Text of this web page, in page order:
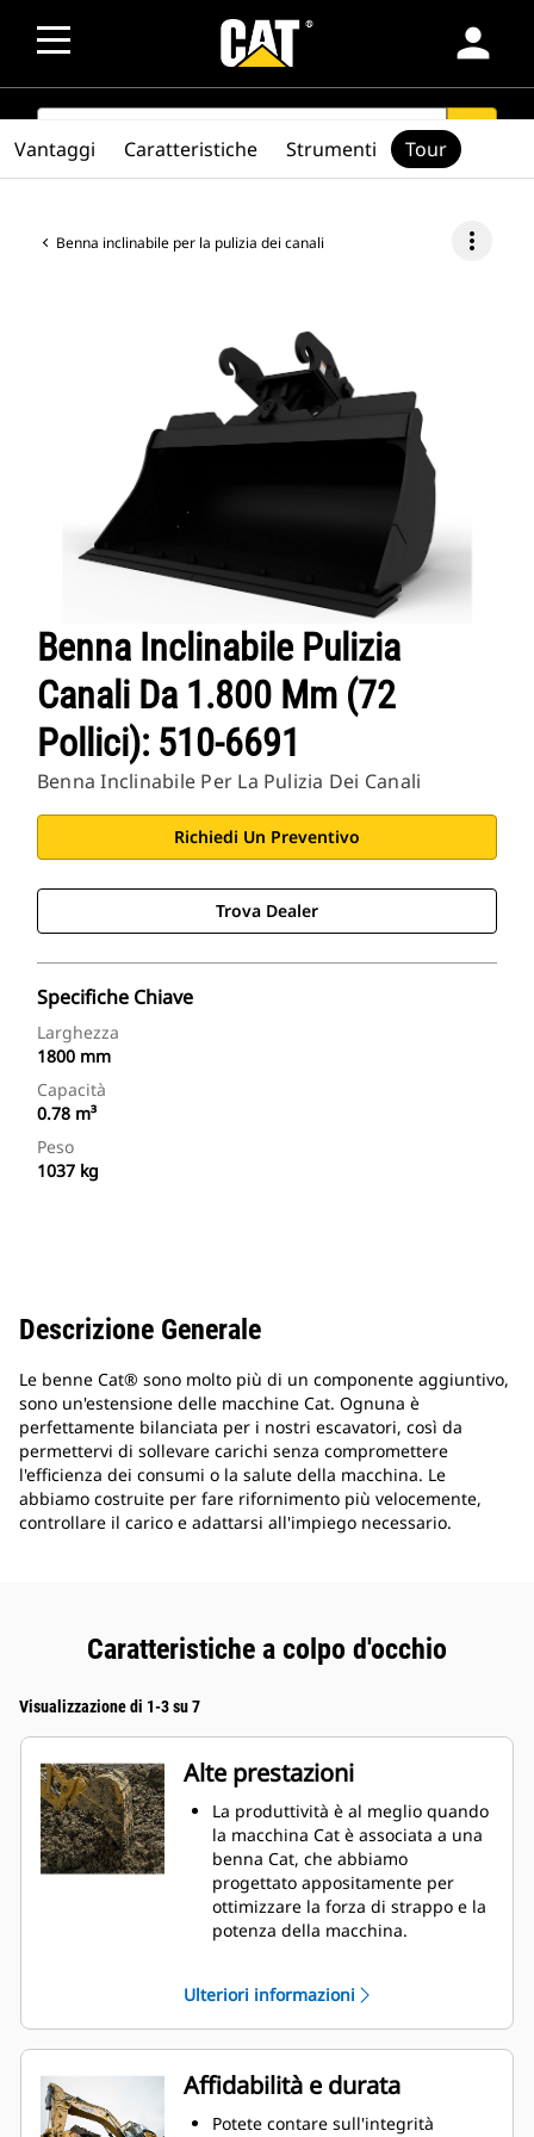
person
SEARCH search
Benna inclinabile per la pulizia dei canali more_vert
Benna Inclinabile Pulizia
Canali Da 1.800 Mm (72
Pollici): 510-6691
Benna Inclinabile Per La Pulizia Dei Canali
Richiedi Un Preventivo
Trova Dealer
Specifiche Chiave
Larghezza
1800 mm
Capacità
0.78 m³
Peso
1037 kg
Vantaggi Caratteristiche Strumenti Tour
Descrizione Generale
Le benne Cat® sono molto più di un componente aggiuntivo,
sono un'estensione delle macchine Cat. Ognuna è
perfettamente bilanciata per i nostri escavatori, così da
permettervi di sollevare carichi senza compromettere
l'efficienza dei consumi o la salute della macchina. Le
abbiamo costruite per fare rifornimento più velocemente,
controllare il carico e adattarsi all'impiego necessario.
Caratteristiche a colpo d'occhio
Visualizzazione di 1-3 su 7
Alte prestazioni
La produttività è al meglio quando
la macchina Cat è associata a una
benna Cat, che abbiamo
progettato appositamente per
ottimizzare la forza di strappo e la
potenza della macchina.
benna. Il gioco del tallone
aggiunto assicura che il fondo
della benna non si trascini,
riducendo i costi della
manutenzione.
I consumi di carburante si
Ulteriori informazioni
Affidabilità e durata
Potete contare sull'integrità